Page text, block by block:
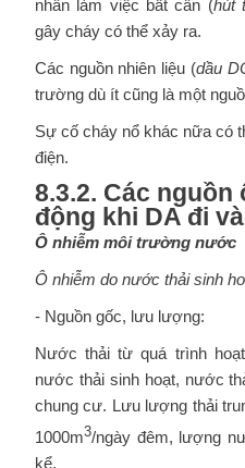
nhân làm việc bất cẩn (hút
gây cháy có thể xảy ra.
Các nguồn nhiên liệu (dầu
trường dù ít cũng là một
Sự cố cháy nổ khác nữa có
điện.
8.3.2. Các nguồn
động khi DA đi
Ô nhiễm môi trường nước
Ô nhiễm do nước thải sinh
- Nguồn gốc, lưu lượng:
Nước thải từ quá trình
nước thải sinh hoạt, nước
chung cư. Lưu lượng thải
1000m3/ngày đêm, lượng
kể.